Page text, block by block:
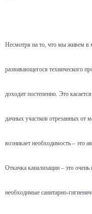
Несмотря на то, что мы живем в
развивающегося технического
доходит постепенно. Это
дачных участков отрезанных от
возникает необходимость – это
Откачка канализации – это
необходимые санитарно-